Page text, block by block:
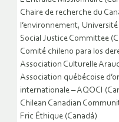
Chaire de recherche du
l’environnement,
Social Justice Committee
Comité chileno para los
Association Culturelle
Association québécoise
internationale – AQOCI
Chilean Canadian
Fric Éthique (Canadá)